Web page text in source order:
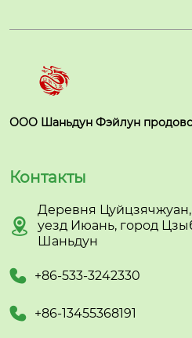
ООО Шаньдун Фэйлун
Контакты

Деревня
уезд Июань, город
Шаньдун
 +86-533-3242330
 +86-13455368191